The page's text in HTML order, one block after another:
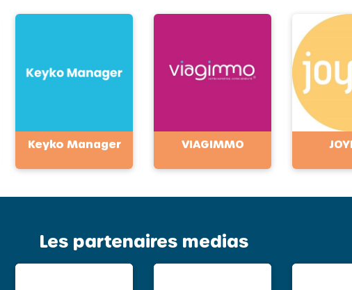
Keyko Manager VIAGIMMO
Les partenaires medias